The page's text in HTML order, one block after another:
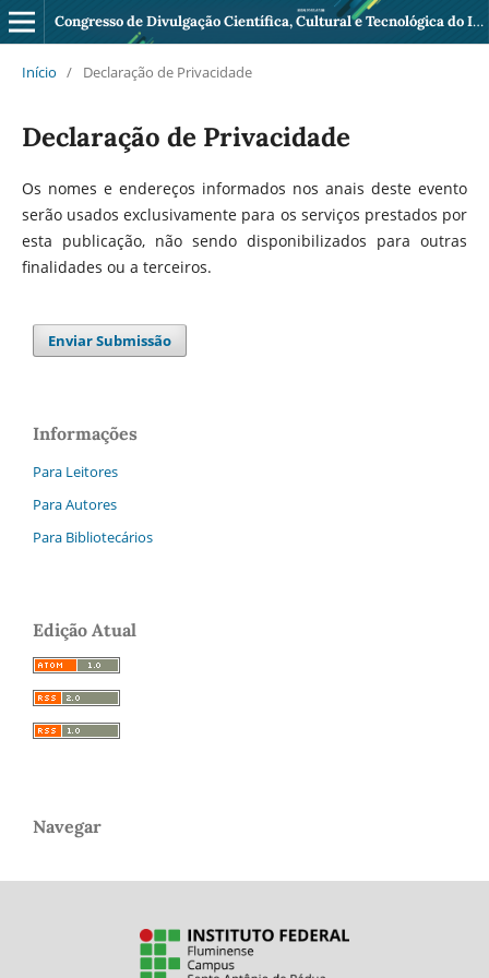
Congresso de Divulgação Científica, Cultural e Tecnológica do IFF Pádua
Início / Declaração de Privacidade
Declaração de Privacidade
Os nomes e endereços informados nos anais deste evento
serão usados exclusivamente para os serviços prestados por
esta publicação, não sendo disponibilizados para outras
finalidades ou a terceiros.
Enviar Submissão
Informações
Para Leitores
Para Autores
Para Bibliotecários
Edição Atual
Navegar